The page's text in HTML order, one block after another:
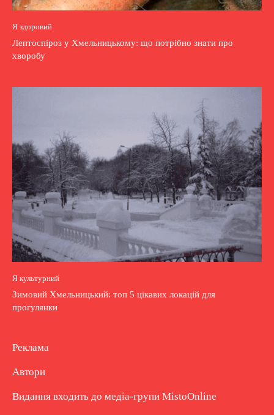
Я здоровий
Лептоспіроз у Хмельницькому: що потрібно знати про
хворобу
Я культурний
Зимовий Хмельницький: топ 5 цікавих локацій для
прогулянки
Реклама
Автори
Видання входить до медіа-групи MistoOnline